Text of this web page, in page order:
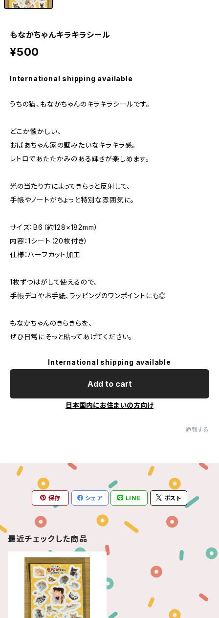
もなかちゃんキラキラシール
¥500
International shipping available
うちの猫、もなかちゃんのキラキラシールです。
どこか懐かしい、
おばあちゃん家の壁みたいなキラキラ感。
レトロであたたかみのある輝きが楽しめます。
光の当たり方によってきらっと反射して、
手帳やノートがちょっと特別な雰囲気に。
サイズ：B6（約128×182mm）
内容：1シート（20枚付き）
仕様：ハーフカット加工
1枚ずつはがして使えるので、
手帳デコやお手紙、ラッピングのワンポイントにも◎
もなかちゃんのきらきらを、
ぜひ日常にそっと貼ってあげてください。
International shipping available
Add to cart
日本国内にお住まいの方向け
通報する
保存 シェア LINE ポスト
最近チェックした商品